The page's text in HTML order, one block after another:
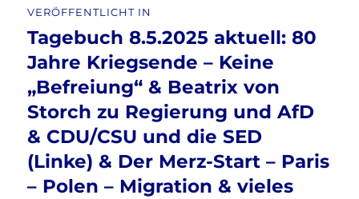
VERÖFFENTLICHT IN
Tagebuch 8.5.2025 aktuell: 80
Jahre Kriegsende – Keine
„Befreiung“ & Beatrix von
Storch zu Regierung und AfD
& CDU/CSU und die SED
(Linke) & Der Merz-Start – Paris
– Polen – Migration & vieles